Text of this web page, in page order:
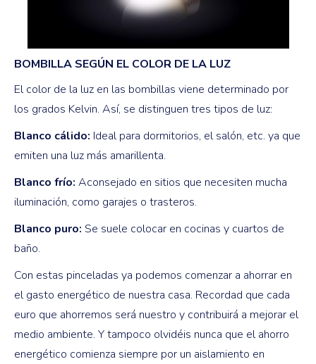
BOMBILLA SEGÚN EL COLOR DE LA LUZ
El color de la luz en las bombillas viene determinado por
los grados Kelvin. Así, se distinguen tres tipos de luz:
Blanco cálido: Ideal para dormitorios, el salón, etc. ya que
emiten una luz más amarillenta.
Blanco frío: Aconsejado en sitios que necesiten mucha
iluminación, como garajes o trasteros.
Blanco puro: Se suele colocar en cocinas y cuartos de
baño.
Con estas pinceladas ya podemos comenzar a ahorrar en
el gasto energético de nuestra casa. Recordad que cada
euro que ahorremos será nuestro y contribuirá a mejorar el
medio ambiente. Y tampoco olvidéis nunca que el ahorro
energético comienza siempre por un aislamiento en